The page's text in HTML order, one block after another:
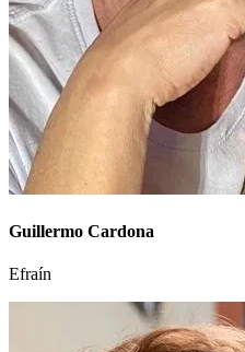
Guillermo Cardona
Efraín